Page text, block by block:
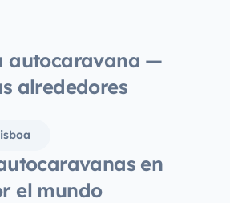
autocaravana —
alrededores
en
el mundo